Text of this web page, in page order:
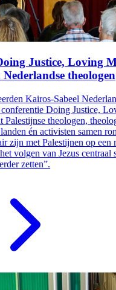
Justice, Loving
Nederlandse theologen
Kairos-Sabeel
Doing Justice,
Palestijnse theologen,
én activisten samen
zijn met Palestijnen op een
volgen van Jezus centraal
zetten”.